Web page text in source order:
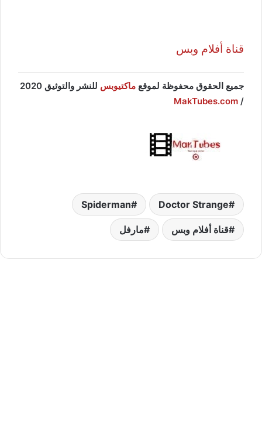
قناة أفلام وبس
جميع الحقوق محفوظة لموقع ماكتيوبس
للنشر والتوثيق 2020
/
MakTubes.com
Doctor Strange
Spiderman
قناة أفلام وبس مارفل